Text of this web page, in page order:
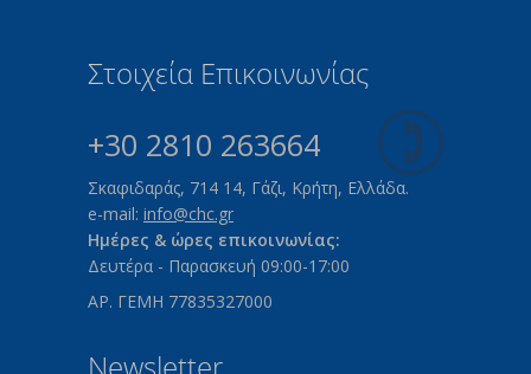
Στοιχεία Επικοινωνίας
+30 2810 263664
Σκαφιδαράς, 714 14, Γάζι, Κρήτη, Ελλάδα.
e-mail: info@chc.gr
Ημέρες & ώρες επικοινωνίας:
Δευτέρα - Παρασκευή 09:00-17:00
ΑΡ. ΓΕΜΗ 77835327000